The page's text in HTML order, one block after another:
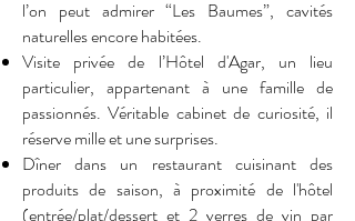
l’on peut admirer “Les Baumes”, cavités
naturelles encore habitées.
Visite privée de l’Hôtel d'Agar, un lieu
particulier, appartenant à une famille de
passionnés. Véritable cabinet de curiosité, il
réserve mille et une surprises.
Dîner dans un restaurant cuisinant des
produits de saison, à proximité de l'hôtel
(entrée/plat/dessert et 2 verres de vin par